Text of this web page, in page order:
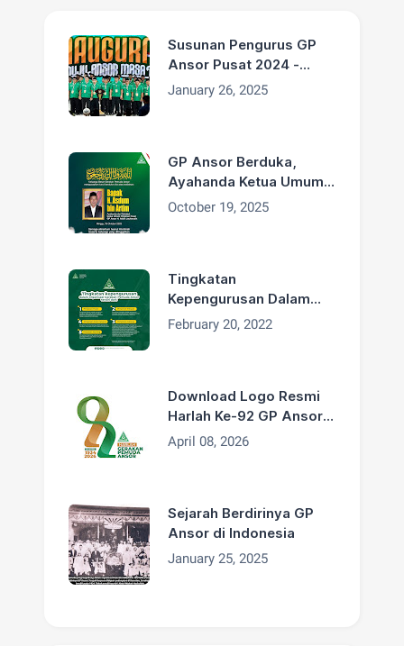
Susunan Pengurus GP
Ansor Pusat 2024 -
2029
January 26, 2025
GP Ansor Berduka,
Ayahanda Ketua Umum
H. Addin Jauharudin,
October 19, 2025
Tingkatan
Kepengurusan Dalam
Organisasi GP Ansor
February 20, 2022
Download Logo Resmi
Harlah Ke-92 GP Ansor
Tahun 2026
April 08, 2026
Sejarah Berdirinya GP
Ansor di Indonesia
January 25, 2025